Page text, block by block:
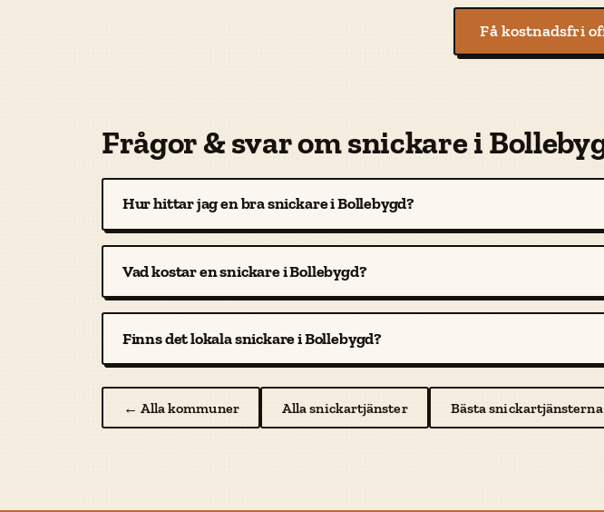
Få kostnadsfri
Frågor & svar om snickare i
Hur hittar jag en bra snickare i Bollebygd?
Vad kostar en snickare i Bollebygd?
Finns det lokala snickare i Bollebygd?
← Alla kommuner Alla snickartjänster Bästa